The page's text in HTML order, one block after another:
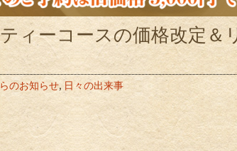
ィーコースの価格改定＆
のお知らせ, 日々の出来事